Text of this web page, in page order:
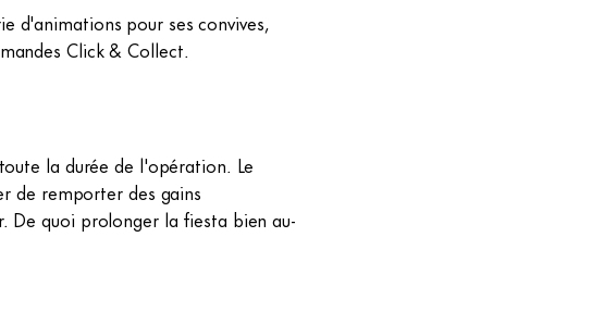
d'animations pour ses convives,
Click & Collect.
la durée de l'opération. Le
de remporter des gains
De quoi prolonger la fiesta bien au-